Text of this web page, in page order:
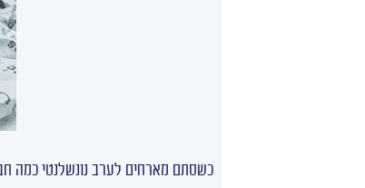
כשסתם מארחים לערב נונשלנטי כמה